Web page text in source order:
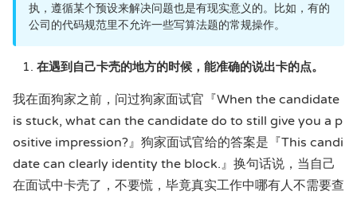
执，遵循某个预设来解决问题也是有现实意义的。比如，有的
公司的代码规范里不允许一些写算法题的常规操作。
在遇到自己卡壳的地方的时候，能准确的说出卡的点。
我在面狗家之前，问过狗家面试官『When the candidate
is stuck, what can the candidate do to still give you a p
ositive impression?』狗家面试官给的答案是『This candi
date can clearly identity the block.』换句话说，当自己
在面试中卡壳了，不要慌，毕竟真实工作中哪有人不需要查